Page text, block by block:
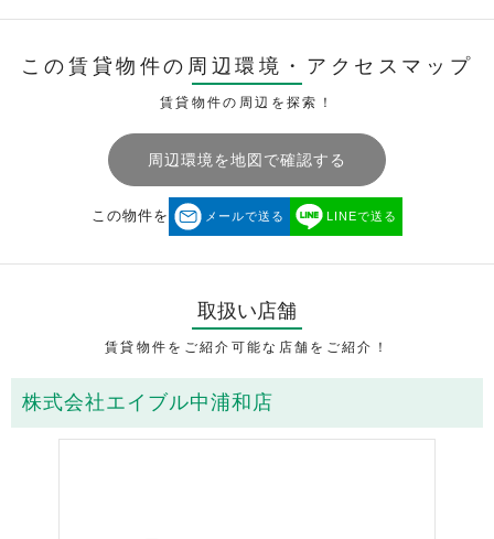
この賃貸物件の周辺環境・ アクセスマップ
賃貸物件の周辺を探索！
周辺環境を地図で確認する
この物件を メールで送る LINEで送る
取扱い店舗
賃貸物件をご紹介可能な店舗をご紹介！
株式会社エイブル中浦和店